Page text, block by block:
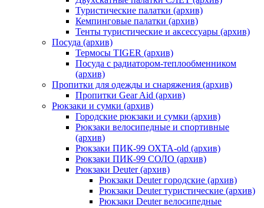
Туристические палатки (архив)
Кемпинговые палатки (архив)
Тенты туристические и аксессуары (архив)
Посуда (архив)
Термосы TIGER (архив)
Посуда с радиатором-теплообменником
(архив)
Пропитки для одежды и снаряжения (архив)
Пропитки Gear Aid (архив)
Рюкзаки и сумки (архив)
Городские рюкзаки и сумки (архив)
Рюкзаки велосипедные и спортивные
(архив)
Рюкзаки ПИК-99 ОХТА-old (архив)
Рюкзаки ПИК-99 СОЛО (архив)
Рюкзаки Deuter (архив)
Рюкзаки Deuter городские (архив)
Рюкзаки Deuter туристические (архив)
Рюкзаки Deuter велосипедные